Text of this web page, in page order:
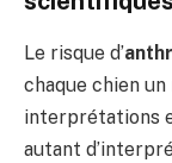
Le risque d’
chaque chien un
interprétations
autant